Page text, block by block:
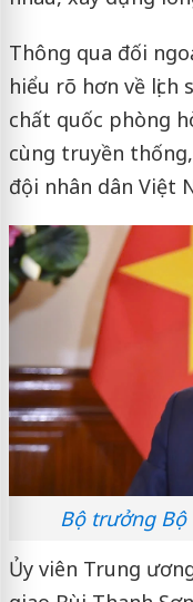
Thông qua đối
hiểu rõ hơn về lịch
chất quốc phòng
cùng truyền
đội nhân dân Việt
Bộ trưởng Bộ
Ủy viên Trung